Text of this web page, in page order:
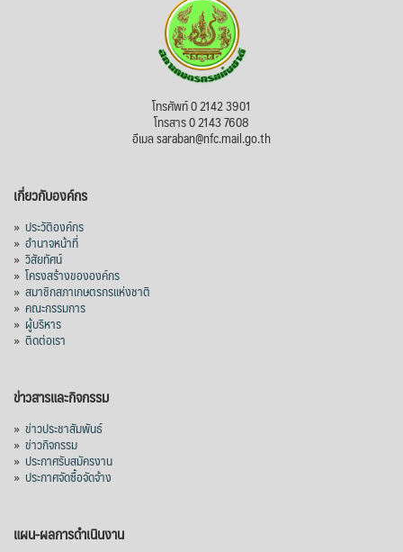
โทรศัพท์ 0 2142 3901
โทรสาร 0 2143 7608
อีเมล saraban@nfc.mail.go.th
เกี่ยวกับองค์กร
» ประวัติองค์กร
» อำนาจหน้าที่
» วิสัยทัศน์
» โครงสร้างขององค์กร
» สมาชิกสภาเกษตรกรแห่งชาติ
» คณะกรรมการ
» ผู้บริหาร
» ติดต่อเรา
ข่าวสารและกิจกรรม
» ข่าวประชาสัมพันธ์
» ข่าวกิจกรรม
» ประกาศรับสมัครงาน
» ประกาศจัดซื้อจัดจ้าง
แผน-ผลการดำเนินงาน